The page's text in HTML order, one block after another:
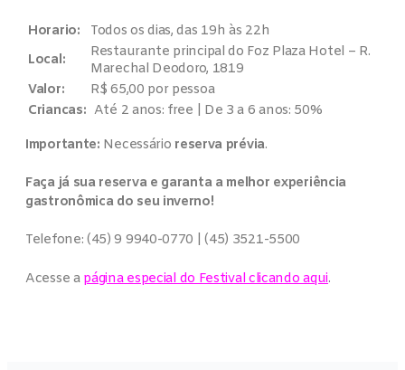
Horario:
Todos os dias, das 19h às 22h
Local:
Restaurante principal do Foz Plaza Hotel – R.
Marechal Deodoro, 1819
Valor:
R$ 65,00 por pessoa
Criancas: Até 2 anos: free | De 3 a 6 anos: 50%
Importante: Necessárioreserva prévia.
Faça já sua reserva e garanta a melhor experiência
gastronômica do seu inverno!
Telefone: (45) 9 9940-0770 | (45) 3521-5500
Acesse a página especial do Festival clicando aqui.